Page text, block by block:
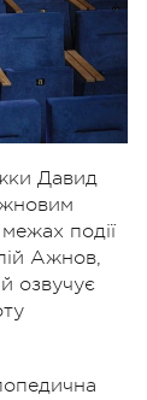
Давид
події
Ажнов,
озвучує